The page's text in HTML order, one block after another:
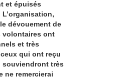
et épuisés
L’organisation,
dévouement de
volontaires ont
et très
qui ont reçu
souviendront très
ne remercierai